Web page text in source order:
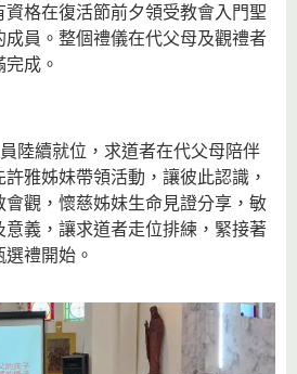
格在復活節前夕領受教會入門聖
員。整個禮儀在代父母及觀禮者
成。
陸續就位，求道者在代父母陪伴
雅姊妹帶領活動，讓彼此認識，
觀，懷慈姊妹生命見證分享，敏
義，讓求道者走位排練，緊接著
禮開始。